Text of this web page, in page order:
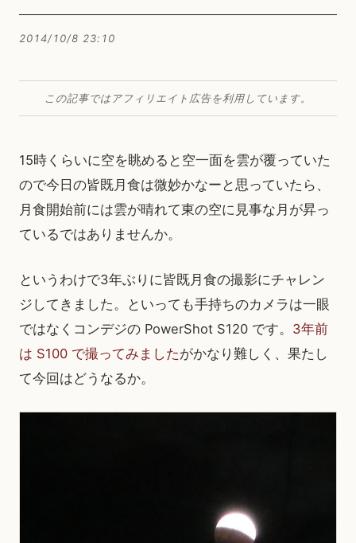
2014/10/8 23:10
この記事ではアフィリエイト広告を利用しています。
15時くらいに空を眺めると空一面を雲が覆っていた
ので今日の皆既月食は微妙かなーと思っていたら、
月食開始前には雲が晴れて東の空に見事な月が昇っ
ているではありませんか。
というわけで3年ぶりに皆既月食の撮影にチャレン
ジしてきました。といっても手持ちのカメラは一眼
ではなくコンデジの PowerShot S120 です。 3年前
は S100 で撮ってみましたがかなり難しく、果たし
て今回はどうなるか。